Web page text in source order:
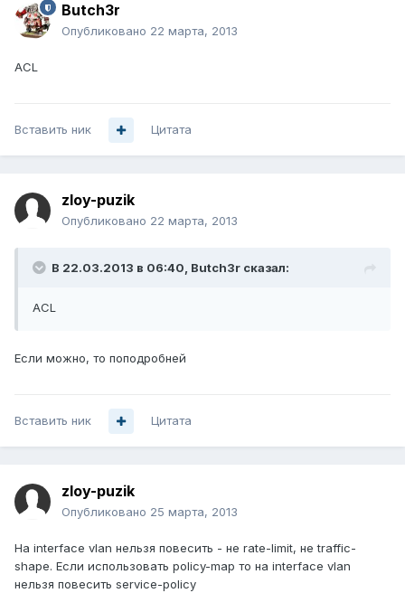
Butch3r
Опубликовано 22 марта, 2013
ACL
Вставить ник Цитата
zloy-puzik
Опубликовано 22 марта, 2013
В 22.03.2013 в 06:40, Butch3r сказал:
ACL
Если можно, то поподробней
Вставить ник Цитата
zloy-puzik
Опубликовано 25 марта, 2013
На interface vlan нельзя повесить - не rate-limit, не traffic-
shape. Если использовать policy-map то на interface vlan
нельзя повесить service-policy